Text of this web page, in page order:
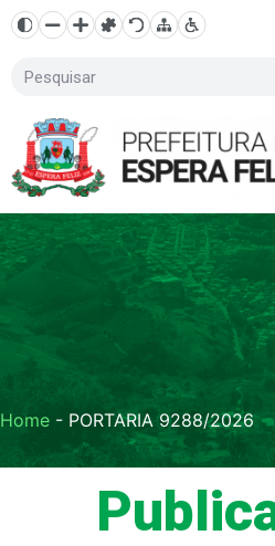
Home - PORTARIA 9288/2026